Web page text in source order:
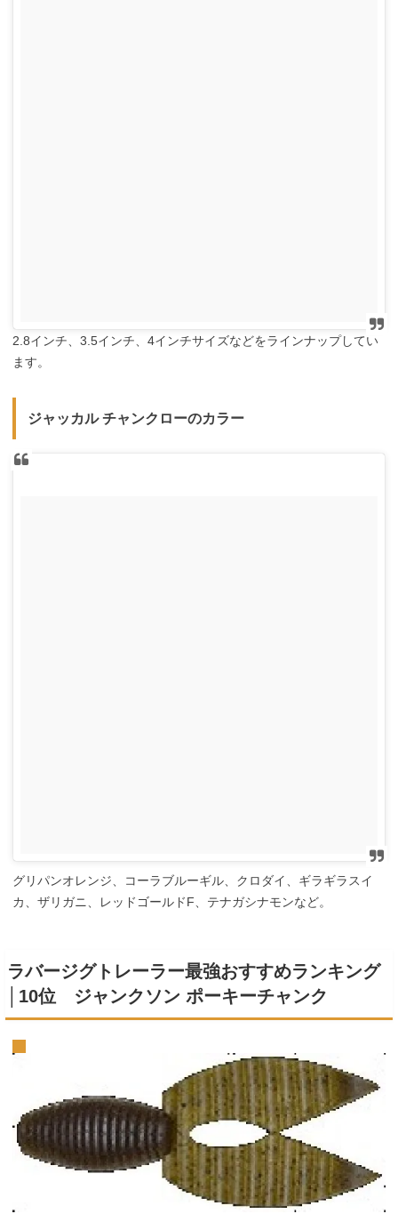
2.8インチ、3.5インチ、4インチサイズなどをラインナップしてい
ます。
ジャッカル チャンクローのカラー
グリパンオレンジ、コーラブルーギル、クロダイ、ギラギラスイ
カ、ザリガニ、レッドゴールドF、テナガシナモンなど。
ラバージグトレーラー最強おすすめランキング
│10位 ジャンクソン ポーキーチャンク